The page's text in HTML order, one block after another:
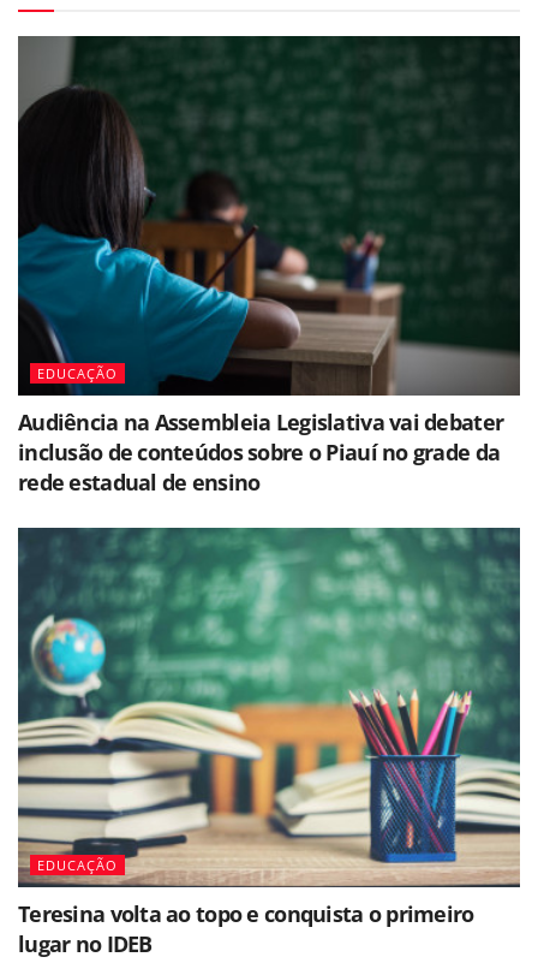
EDUCAÇÃO
Audiência na Assembleia Legislativa vai debater
inclusão de conteúdos sobre o Piauí no grade da
rede estadual de ensino
EDUCAÇÃO
Teresina volta ao topo e conquista o primeiro
lugar no IDEB